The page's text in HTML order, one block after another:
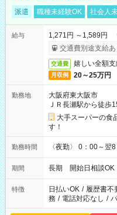
派遣 職種未経験OK 社会人
給与
1,271円 ～1,589円
交通費別途支給あ
交通費 嬉しい全額支
月収例 20～25万円
勤務地
大阪府東大阪市
ＪＲ長瀬駅から徒歩
大手スーパーの食
す！
勤務時間 〈夜勤〉 0：00～翌
期間 長期 開始日相談OK
特徴 日払いOK / 履歴書不
務 / 電話対応なし /